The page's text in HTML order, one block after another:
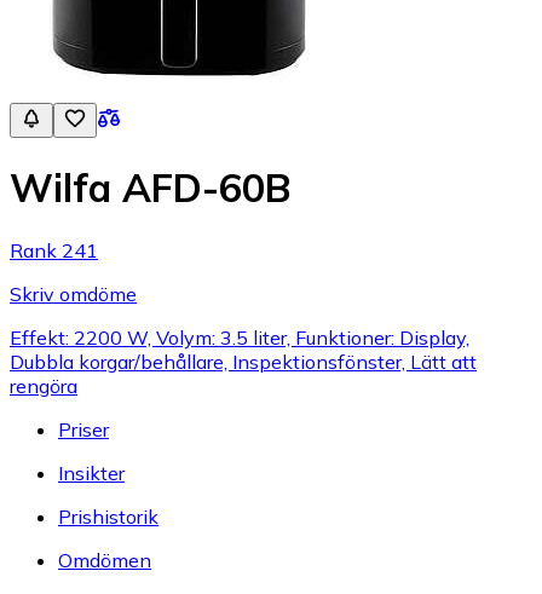
Wilfa AFD-60B
Rank 241
Skriv omdöme
Effekt: 2200 W, Volym: 3.5 liter, Funktioner: Display,
Dubbla korgar/behållare, Inspektionsfönster, Lätt att
rengöra
Priser
Insikter
Prishistorik
Omdömen